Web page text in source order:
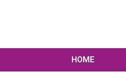
HOME